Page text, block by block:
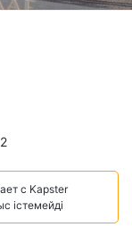
с Kapster
істемейді